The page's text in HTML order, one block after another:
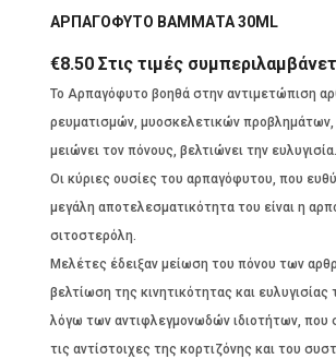
ΑΡΠΑΓΟΦΥΤΟ ΒΑΜΜΑΤΑ 30ML
€8.50 Στις τιμές
To Αρπαγόφυτο βοηθά στην αντιμετώπιση
ρευματισμών, μυοσκελετικών προβλημάτων,
μειώνει τον πόνους, βελτιώνει την ευλυγισία.
Οι κύριες ουσίες του αρπαγόφυτου, που
μεγάλη αποτελεσματικότητα του είναι η
σιτοστερόλη.
Μελέτες έδειξαν μείωση του πόνου των
βελτίωση της κινητικότητας και
λόγω των αντιφλεγμονωδών ιδιοτήτων, που
τις αντίστοιχες της κορτιζόνης και του